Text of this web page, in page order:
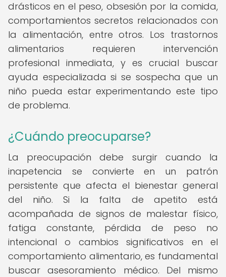
drásticos en el peso, obsesión por la comida,
comportamientos secretos relacionados con
la alimentación, entre otros. Los trastornos
alimentarios requieren intervención
profesional inmediata, y es crucial buscar
ayuda especializada si se sospecha que un
niño pueda estar experimentando este tipo
de problema.
¿Cuándo preocuparse?
La preocupación debe surgir cuando la
inapetencia se convierte en un patrón
persistente que afecta el bienestar general
del niño. Si la falta de apetito está
acompañada de signos de malestar físico,
fatiga constante, pérdida de peso no
intencional o cambios significativos en el
comportamiento alimentario, es fundamental
buscar asesoramiento médico. Del mismo